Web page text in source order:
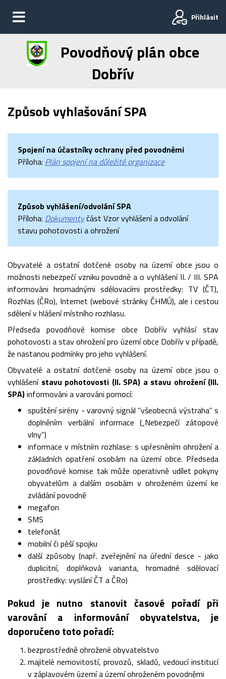
Přihlásit
Povodňový plán obce
Dobřív
Způsob vyhlašování SPA
Spojení na účastníky ochrany před povodněmi
Příloha: Plán spojení na důležité organizace
Způsob vyhlášení/odvolání SPA
Příloha: Dokumentyčást Vzor vyhlášení a odvolání
stavu pohotovosti a ohrožení
Obyvatelé a ostatní dotčené osoby na území obce jsou o
možnosti nebezpečí vzniku povodně a o vyhlášení II. / III. SPA
informováni hromadnými sdělovacími prostředky: TV (ČT),
Rozhlas (ČRo), Internet (webové stránky ČHMÚ), ale i cestou
sdělení v hlášení místního rozhlasu.
Předseda povodňové komise obce Dobřív vyhlásí stav
pohotovosti a stav ohrožení pro území obce Dobřív v případě,
že nastanou podmínky pro jeho vyhlášení.
Obyvatelé a ostatní dotčené osoby na území obce jsou o
vyhlášení stavu pohotovosti (II. SPA) a stavu ohrožení (III.
SPA)informováni a varováni pomocí:
spuštění sirény - varovný signál "všeobecná výstraha" s
doplněním verbální informace („Nebezpečí zátopové
vlny“)
informace v místním rozhlase: s upřesněním ohrožení a
základních opatření osobám na území obce. Předseda
povodňové komise tak může operativně udílet pokyny
obyvatelům a dalším osobám v ohroženém území ke
zvládání povodně
megafon
SMS
telefonát
mobilní či pěší spojku
další způsoby (např. zveřejnění na úřední desce - jako
duplicitní, doplňková varianta, hromadné sdělovací
prostředky: vyslání ČT a ČRo)
Pokud je nutno stanovit časové pořadí při
varování a informování obyvatelstva, je
doporučeno toto pořadí:
bezprostředně ohrožené obyvatelstvo
majitelé nemovitostí, provozů, skladů, vedoucí institucí
v záplavovém území a území ohroženém povodněmi